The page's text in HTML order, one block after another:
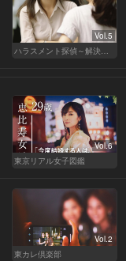
Vol.5
ハラスメント探偵～解決編～
Vol.6
東京リアル女子図鑑
Vol.2
東カレ倶楽部